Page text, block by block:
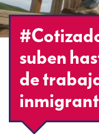
suben
de